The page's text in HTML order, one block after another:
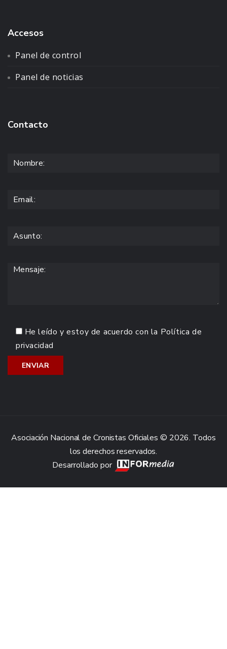
Accesos
Panel de control
Panel de noticias
Contacto
He leído y estoy de acuerdo con la Política de
privacidad
Asociación Nacional de Cronistas Oficiales © 2026. Todos
los derechos reservados.
Desarrollado por